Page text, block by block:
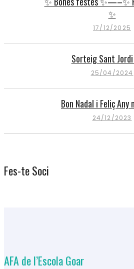
✨
17/12/2025
Sorteig Sant
25/04/2024
Bon Nadal i Feliç Any
24/12/2023
Fes-te Soci
AFA de l’Escola Goar